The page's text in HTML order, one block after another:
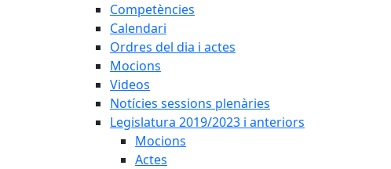
Competències
Calendari
Ordres del dia i actes
Mocions
Videos
Notícies sessions plenàries
Legislatura 2019/2023 i anteriors
Mocions
Actes